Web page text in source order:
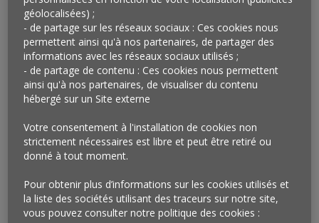
CONSOMMATION…
Certains débats, notamment liés à la meilleure façon de
lutter contre le réchauffement climatique, sont centrés
autour d’une nécessaire décroissance de la consommation.
Interrogés dans le cadre de ce nouvel Observatoire
Cetelem, les Européens s’accordent pour dire que celle-ci
n’est pas d’actualité. 7 sur 10 estiment, en effet, que depuis
10 ans la consommation s’inscrit de façon générale à la
hausse(Fig. 1).
Ce point de vue est partagé dans tous les pays, avec des
Portugais très affirmatifs (87 %) et des Polonais, voire des
Français et des Allemands, un peu plus réservés (66 %, 69
géolocalisées) ;
- de partage sur les réseaux sociaux : Ces cookies nous
permettent ainsi qu'à nos partenaires, de partager des
informations avec les réseaux sociaux utilisés ;
- de partage de contenu : Ces cookies nous permettent
ainsi qu'à nos partenaires, de visualiser du contenu
hébergé sur un Site externe
Votre consentement à l'installation de cookies non
strictement nécessaires est libre et peut être retiré ou
donné à tout moment.
Pour obtenir plus d’informations sur les cookies utilisés et
la liste des sociétés utilisant des traceurs sur notre site,
vous pouvez consulter notre politique des cookies :